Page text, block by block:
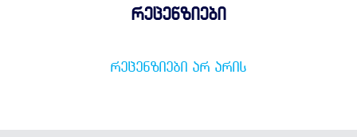
რეცენზიები
ᲠᲔᲪᲔᲜᲖᲘᲔᲑᲘ ᲐᲠ ᲐᲠᲘᲡ